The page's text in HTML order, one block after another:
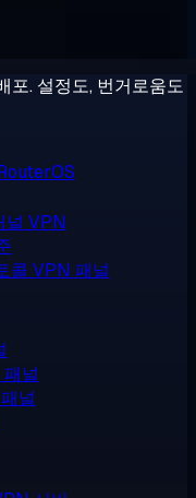
포. 설정도, 번거로움도
널 VPN
콜 VPN 패널
널
널